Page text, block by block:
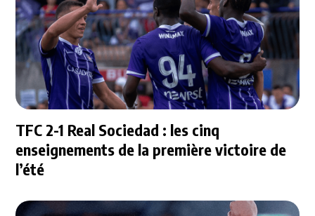
TFC 2-1 Real Sociedad : les cinq
enseignements de la première victoire de
l’été